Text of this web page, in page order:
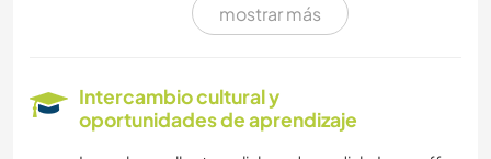
PELÍCULAS Y TELEVISIÓN
mostrar más
Intercambio cultural y
oportunidades de aprendizaje